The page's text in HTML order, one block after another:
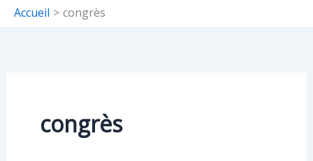
Accueil congrès
congrès